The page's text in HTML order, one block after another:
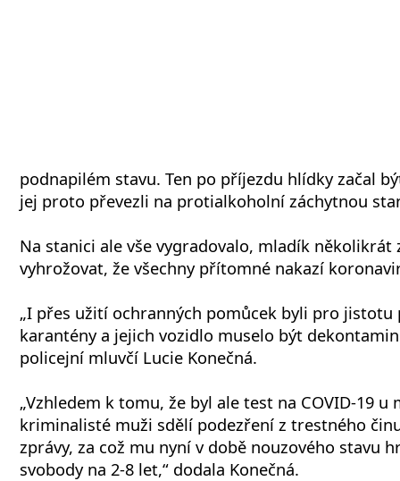
podnapilém stavu. Ten po příjezdu hlídky začal
jej proto převezli na protialkoholní záchytnou
Na stanici ale vše vygradovalo, mladík několikrát
vyhrožovat, že všechny přítomné nakazí
„I přes užití ochranných pomůcek byli pro
karantény a jejich vozidlo muselo být
policejní mluvčí Lucie Konečná.
„Vzhledem k tomu, že byl ale test na COVID-19
kriminalisté muži sdělí podezření z trestného
zprávy, za což mu nyní v době nouzového stavu
svobody na 2-8 let,“ dodala Konečná.